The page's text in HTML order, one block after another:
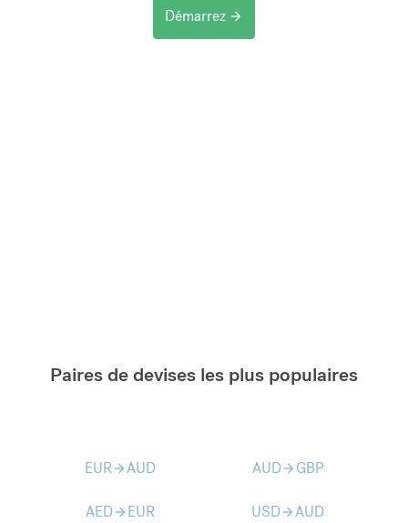
Démarrez arrow_forward
Paires de devises les plus populaires
EURarrow_forwardAUD AUDarrow_forward GBP
AEDarrow_forward EUR USDarrow_forwardAUD